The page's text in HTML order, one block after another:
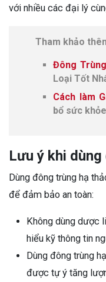
với nhiều các đại lý
Tham khảo
Đông
Loại Tốt
Cách làm
bổ sức khỏe
Lưu ý khi
Dùng đông trùng hạ
để đảm bảo an toàn:
Không dùng dược
hiểu kỹ thông tin
Dùng đông trùng
được tự ý tăng